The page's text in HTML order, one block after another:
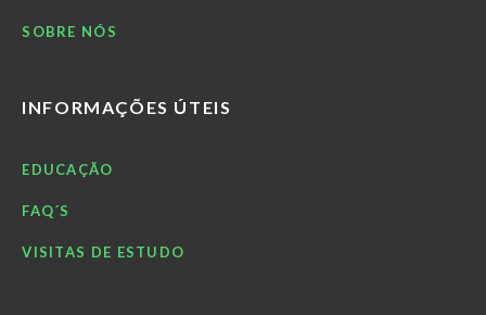
SOBRE NÓS
INFORMAÇÕES ÚTEIS
EDUCAÇÃO
FAQ´S
VISITAS DE ESTUDO